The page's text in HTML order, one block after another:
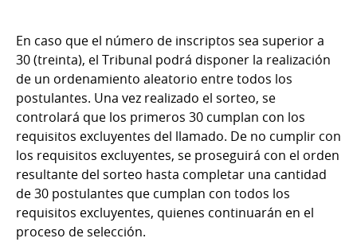
En caso que el número de inscriptos sea superior a
30 (treinta), el Tribunal podrá disponer la realización
de un ordenamiento aleatorio entre todos los
postulantes. Una vez realizado el sorteo, se
controlará que los primeros 30 cumplan con los
requisitos excluyentes del llamado. De no cumplir con
los requisitos excluyentes, se proseguirá con el orden
resultante del sorteo hasta completar una cantidad
de 30 postulantes que cumplan con todos los
requisitos excluyentes, quienes continuarán en el
proceso de selección.